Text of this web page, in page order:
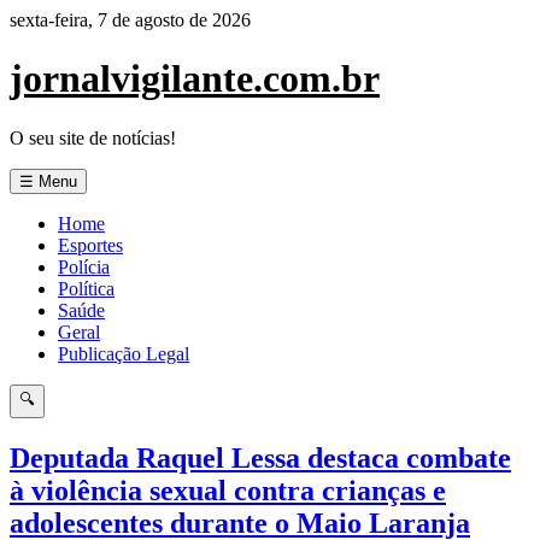
Pular
o
conteúdo
sexta-feira, 7 de agosto de 2026
jornalvigilante.com.br
O seu site de notícias!
☰ Menu
Home
Esportes
Polícia
Política
Saúde
Geral
Publicação Legal
🔍
Deputada Raquel Lessa destaca combate
à violência sexual contra crianças e
adolescentes durante o Maio Laranja